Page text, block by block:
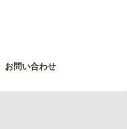
お問い合わせ